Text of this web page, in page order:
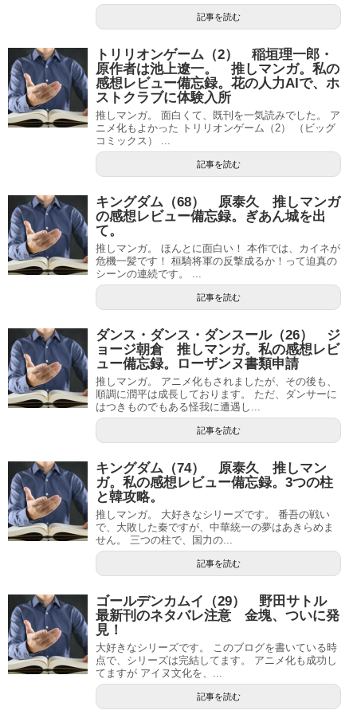
記事を読む
トリリオンゲーム（2） 稲垣理一郎・
原作者は池上遼一。 推しマンガ。私の
感想レビュー備忘録。花の人力AIで、ホ
ストクラブに体験入所
推しマンガ。 面白くて、既刊を一気読みでした。 ア
ニメ化もよかった トリリオンゲーム（2） （ビッグ
コミックス） ...
記事を読む
キングダム（68） 原泰久 推しマンガ
の感想レビュー備忘録。ぎあん城を出
て。
推しマンガ。 ほんとに面白い！ 本作では、カイネが
危機一髪です！ 桓騎将軍の反撃成るか！って迫真の
シーンの連続です。 ...
記事を読む
ダンス・ダンス・ダンスール（26） ジ
ョージ朝倉 推しマンガ。私の感想レビ
ュー備忘録。ローザンヌ書類申請
推しマンガ。 アニメ化もされましたが、その後も、
順調に潤平は成長しております。 ただ、ダンサーに
はつきものでもある怪我に遭遇し...
記事を読む
キングダム（74） 原泰久 推しマン
ガ。私の感想レビュー備忘録。3つの柱
と韓攻略。
推しマンガ。 大好きなシリーズです。 番吾の戦い
で、大敗した秦ですが、中華統一の夢はあきらめま
せん。 三つの柱で、国力の...
記事を読む
ゴールデンカムイ（29） 野田サトル
最新刊のネタバレ注意 金塊、ついに発
見！
大好きなシリーズです。 このブログを書いている時
点で、シリーズは完結してます。 アニメ化も成功し
てますが アイヌ文化を、...
記事を読む